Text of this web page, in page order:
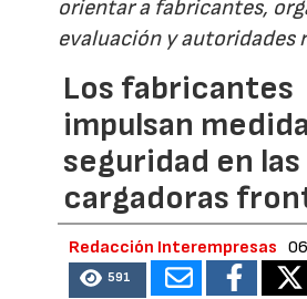
orientar a fabricantes,
evaluación y autoridades
Los fabricantes
impulsan
seguridad en las
cargadoras
Redacción Interempresas
591